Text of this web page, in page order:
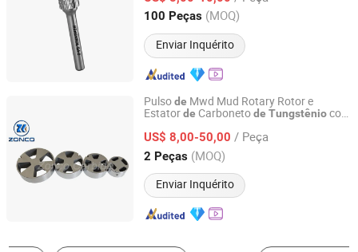
100 Peças (MOQ)
Enviar Inquérito
Zhejiang, China Desde 2025
Pulsode Mwd Mud Rotary Rotor e
Estatorde Carbonetode Tungstêniocom
Mwd
US$ 8,00-50,00 / Peça
2 Peças (MOQ)
Enviar Inquérito
Zhuzhou Zonco Sinotech Wear-resistant Material Co., Ltd.
Hunan, China Desde 2021